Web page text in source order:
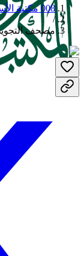
008 مكتبة الأسرة: مستوى 1
/
مصحف